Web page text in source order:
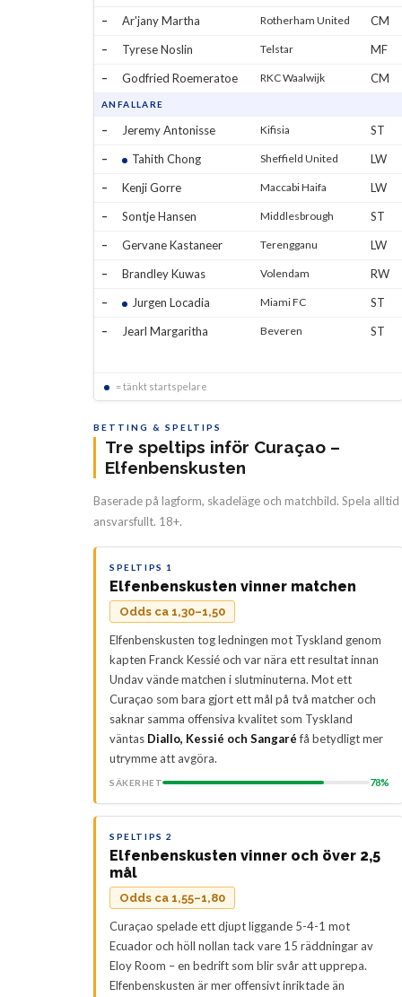
–
Ar'jany Martha Rotherham United
CM
–
Tyrese Noslin Telstar
MF
–
Godfried Roemeratoe RKC Waalwijk CM
ANFALLARE
– Jeremy Antonisse Kifisia
ST
–
Tahith Chong Sheffield United
LW
–
Kenji Gorre Maccabi Haifa
LW
–
Sontje Hansen Middlesbrough
ST
–
Gervane Kastaneer Terengganu
LW
–
Brandley Kuwas Volendam
RW
–
Jurgen Locadia Miami FC
ST
–
Jearl Margaritha Beveren ST
= tänkt startspelare
BETTING & SPELTIPS
Tre speltips inför Curaçao –
Elfenbenskusten
Baserade på lagform, skadeläge och matchbild. Spela alltid
ansvarsfullt. 18+.
SPELTIPS 1
Elfenbenskusten vinner matchen
Odds ca 1,30–1,50
Elfenbenskusten tog ledningen mot Tyskland genom
kapten Franck Kessié och var nära ett resultat innan
Undav vände matchen i slutminuterna. Mot ett
Curaçao som bara gjort ett mål på två matcher och
saknar samma offensiva kvalitet som Tyskland
väntas Diallo, Kessié och Sangaréfå betydligt mer
utrymme att avgöra.
SÄKERHET 78%
SPELTIPS 2
Elfenbenskusten vinner och över 2,5
mål
Odds ca 1,55–1,80
Curaçao spelade ett djupt liggande 5-4-1 mot
Ecuador och höll nollan tack vare 15 räddningar av
Eloy Room – en bedrift som blir svår att upprepa.
Elfenbenskusten är mer offensivt inriktade än